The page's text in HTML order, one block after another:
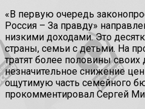
«В первую очередь
Россия – За правду»
низкими доходами. Это
страны, семьи с детьми. На
тратят более половины
незначительное снижение
ощутимую часть семейного
прокомментировал Сергей